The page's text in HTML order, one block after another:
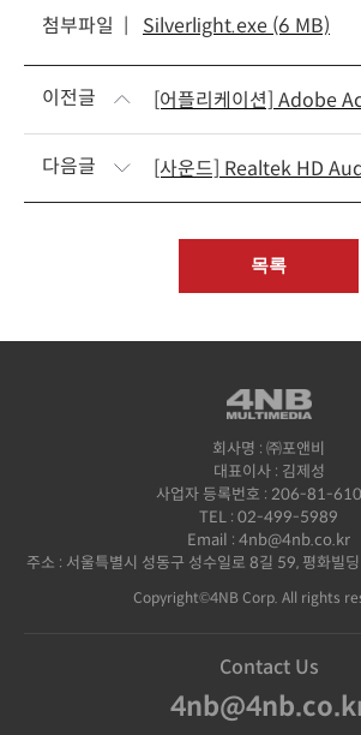
첨부파일 | Silverlight.exe (6 MB)
이전글
다음글
목록
회사명 : ㈜포앤비
대표이사 : 김제성
사업자 등록번호 : 206-81-
TEL : 02-499-5989
Email : 4nb@4nb.co.kr
주소 : 서울특별시 성동구 성수일로 8길 59, 평화
Copyright©4NB Corp. All rights
Contact Us